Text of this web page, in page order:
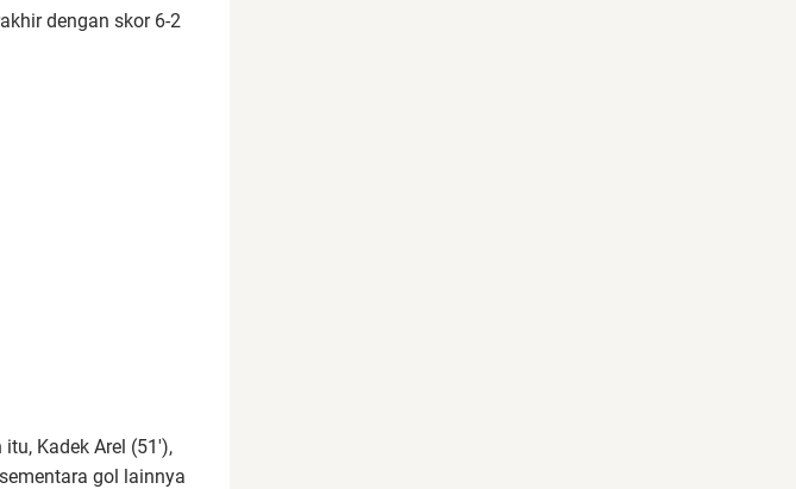
dengan skor 6-2
Kadek Arel (51′),
gol lainnya